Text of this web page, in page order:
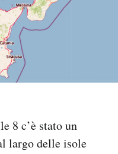
8 c’è stato un
largo delle isole